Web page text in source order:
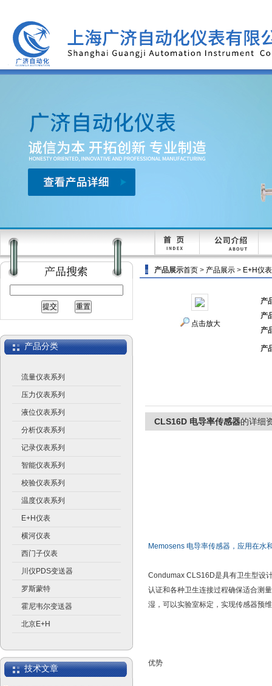
产品分类
流量仪表系列
压力仪表系列
液位仪表系列
分析仪表系列
记录仪表系列
智能仪表系列
校验仪表系列
温度仪表系列
E+H仪表
横河仪表
西门子仪表
川仪PDS变送器
罗斯蒙特
霍尼韦尔变送器
北京E+H
技术文章
产品展示首页 > 产品展示 > E+H仪表
点击放大
产
产
产
产
CLS16D 电导率传感器的详细
Memosens 电导率传感器，应用在水
Condumax CLS16D是具有卫生型设
认证和各种卫生连接过程确保适合测
湿，可以实验室标定，实现传感器预
优势